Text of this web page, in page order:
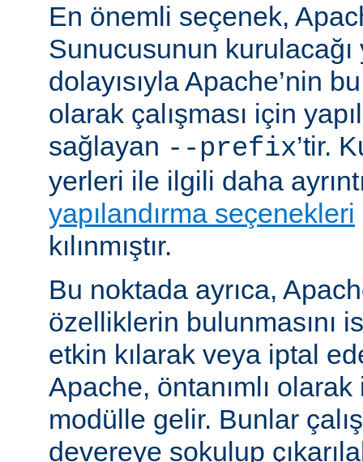
En önemli seçenek,
Sunucusunun
dolayısıyla Apache’nin
olarak çalışması için
sağlayan --prefix’tir.
yerleri ile ilgili daha
yapılandırma seçenekleri
kılınmıştır.
Bu noktada ayrıca,
özelliklerin bulunmasını
etkin kılarak veya iptal
Apache, öntanımlı
modülle gelir. Bunlar
devereye sokulup